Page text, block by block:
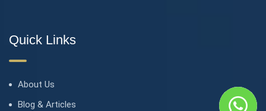
Quick Links
About Us
Blog & Articles